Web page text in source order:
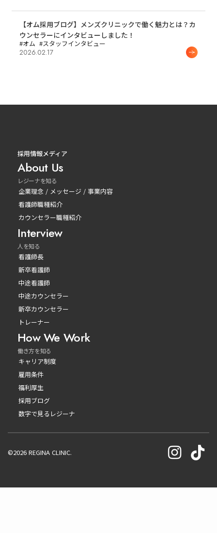
【オム採用ブログ】メンズクリニックで働く魅力とは？カ
ウンセラーにインタビューしました！
#オム #スタッフインタビュー
2026.02.17
採用情報メディア
About Us
レジーナを知る
企業理念 / メッセージ / 事業内容
看護師職種紹介
カウンセラー職種紹介
Interview
人を知る
看護師長
新卒看護師
中途看護師
中途カウンセラー
新卒カウンセラー
トレーナー
How We Work
働き方を知る
キャリア制度
雇用条件
福利厚生
採用ブログ
数字で見るレジーナ
©2026 REGINA CLINIC.